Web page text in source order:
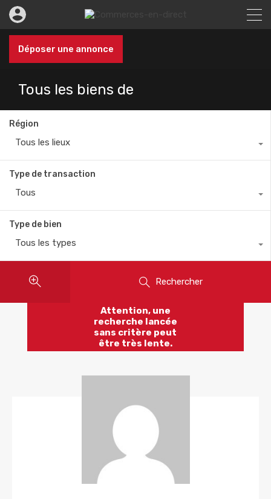
Déposer une annonce
Tous les biens de
Région
Tous les lieux
Type de transaction
Tous
Type de bien
Tous les types
Rechercher
Attention, une
recherche lancée
sans critère peut
être très lente.